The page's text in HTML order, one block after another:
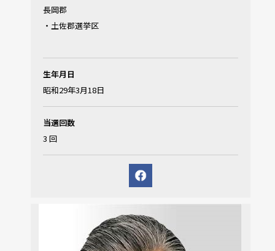
長岡郡
・土佐郡選挙区
生年月日
昭和29年3月18日
当選回数
3 回